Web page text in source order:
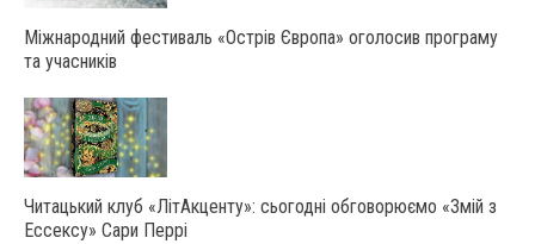
Міжнародний фестиваль «Острів Європа» оголосив програму
та учасників
Читацький клуб «ЛітАкценту»: сьогодні обговорюємо «Змій з
Ессексу» Сари Перрі